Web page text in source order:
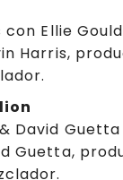
Ellie
Harris,
David Guetta
Guetta,